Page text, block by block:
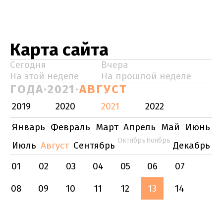
Карта сайта
Сегодня
Вчера
На этой неделе
На прошлой неделе
ГОДА 2021 АВГУСТ
2019 2020 2021
2022
Январь Февраль Март Апрель Май
Июнь
Июль Август Сентябрь Октябрь Ноябрь Декабрь
01
02 03 04 05 06
07
08
09 10 11 12 13
14